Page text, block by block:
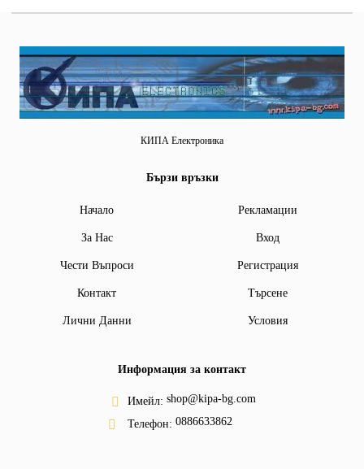
КИПА Електроника
Бързи връзки
Начало Рекламации
За Нас Вход
Чести Въпроси Регистрация
Контакт Търсене
Лични Данни Условия
Информация за контакт
Имейл: shop@kipa-bg.com
Телефон: 0886633862